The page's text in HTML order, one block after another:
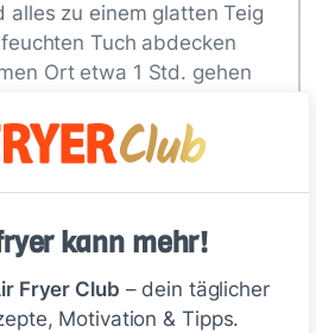
kann mehr!
Fryer Club – dein täglicher
Motivation & Tipps.
alles zu einem glatten Teig
Tuch abdecken
Ort etwa 1 Std. gehen
bemehlte…